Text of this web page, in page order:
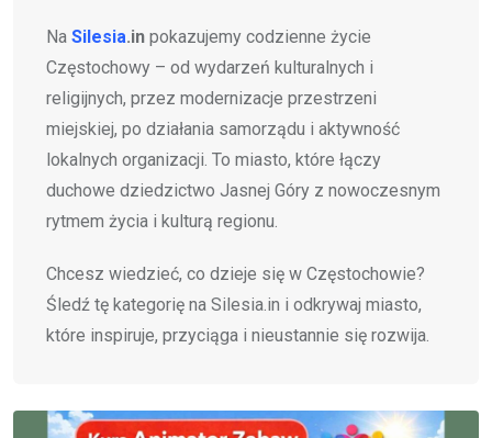
Na Silesia.in pokazujemy codzienne życie
Częstochowy – od wydarzeń kulturalnych i
religijnych, przez modernizacje przestrzeni
miejskiej, po działania samorządu i aktywność
lokalnych organizacji. To miasto, które łączy
duchowe dziedzictwo Jasnej Góry z nowoczesnym
rytmem życia i kulturą regionu.
Chcesz wiedzieć, co dzieje się w Częstochowie?
Śledź tę kategorię na Silesia.in i odkrywaj miasto,
które inspiruje, przyciąga i nieustannie się rozwija.